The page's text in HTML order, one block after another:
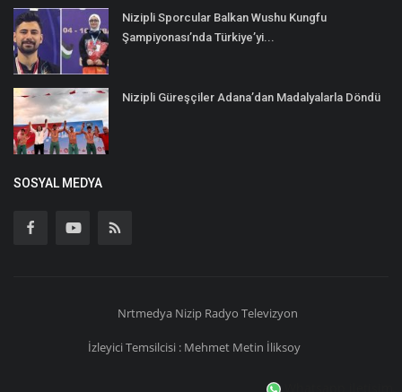
Nizipli Sporcular Balkan Wushu Kungfu
Şampiyonası’nda Türkiye’yi...
Nizipli Güreşçiler Adana’dan Madalyalarla Döndü
SOSYAL MEDYA
Nrtmedya Nizip Radyo Televizyon
İzleyici Temsilcisi : Mehmet Metin İliksoy